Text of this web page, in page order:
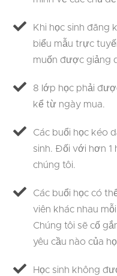
Khi học sinh đăng
biểu mẫu trực
muốn được giảng
8 lớp học phải
kể từ ngày mua.
Các buổi học kéo
sinh. Đối với hơn 1
chúng tôi.
Các buổi học có
viên khác nhau
Chúng tôi sẽ cố
yêu cầu nào của
Học sinh không